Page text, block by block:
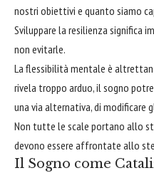
nostri obiettivi e quanto siamo
Sviluppare la resilienza significa
non evitarle.
La flessibilità mentale è
rivela troppo arduo, il sogno
una via alternativa, di modificare
Non tutte le scale portano allo
devono essere affrontate allo
Il Sogno come